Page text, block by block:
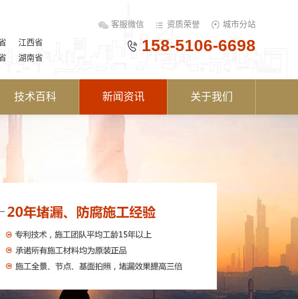
江西省
湖南省
客服微信 资质荣誉 城市分站
158-5106-6698
技术百科 新闻资讯 关于我们